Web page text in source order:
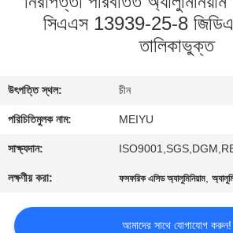
পরিদর্শন
নিয়ন্ত্রণ
আমাদের
সাথে
যোগাযোগ
সিএএস 13939-25-8
তালিকাভুক্ত
উৎপত্তি স্থল: চীন
পরিচিতিমুলক নাম: MEIYU
সাক্ষ্যদান:
লক্ষণীয় করা: ফসফরিক এসিড অ্যালুমিনিয়াম,
আমাদের সাথে যোগাযোগ করুন!